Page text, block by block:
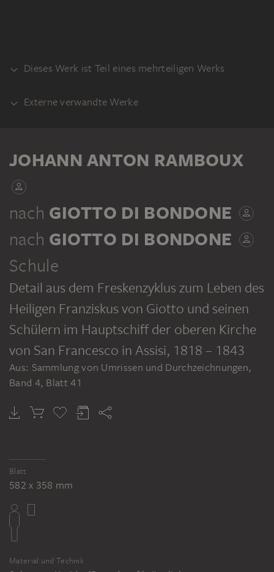
Dieses Werk ist Teil eines mehrteiligen Werks
KLEBEBAND
Sammlung von Umrissen und Durchzeichnungen, Band 4
Externe verwandte Werke
Franziskuslegende. San Francesco,
JOHANN ANTON RAMBOUX
nach GIOTTO DI BONDONE
nach GIOTTO DI BONDONE
Schule
Detail aus dem Freskenzyklus zum Leben des
Heiligen Franziskus von Giotto und seinen
Schülern im Hauptschiff der oberen Kirche
von San Francesco in Assisi, 1818 – 1843
Aus: Sammlung von Umrissen und Durchzeichnungen,
Band 4, Blatt 41
Blatt
582 x 358 mm
Material und Technik